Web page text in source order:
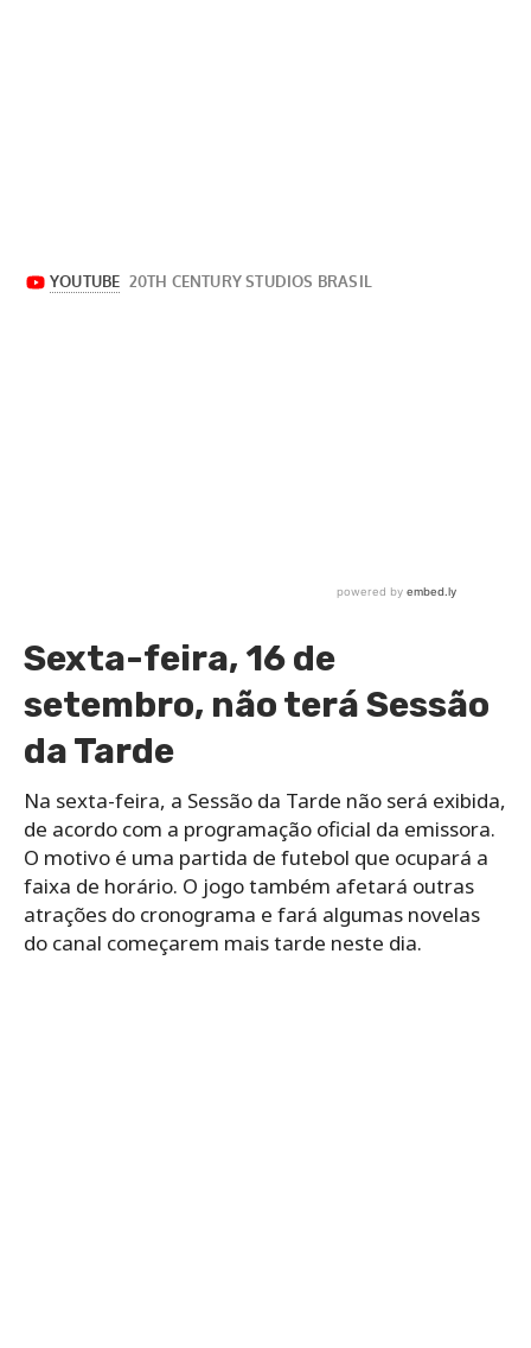
Sexta-feira, 16 de
setembro, não terá Sessão
da Tarde
Na sexta-feira, a Sessão da Tarde não será exibida,
de acordo com a programação oficial da emissora.
O motivo é uma partida de futebol que ocupará a
faixa de horário. O jogo também afetará outras
atrações do cronograma e fará algumas novelas
do canal começarem mais tarde neste dia.